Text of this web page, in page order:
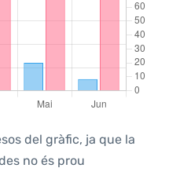
del gràfic, ja que la
no és prou